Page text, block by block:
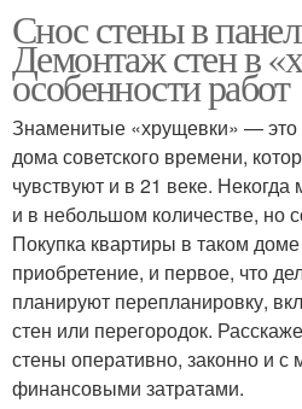
Снос стены в
Демонтаж стен в
особенности работ
Знаменитые «хрущевки» —
дома советского времени,
чувствуют и в 21 веке.
и в небольшом количестве, но
Покупка квартиры в таком
приобретение, и первое, что
планируют перепланировку,
стен или перегородок.
стены оперативно, законно и
финансовыми затратами.